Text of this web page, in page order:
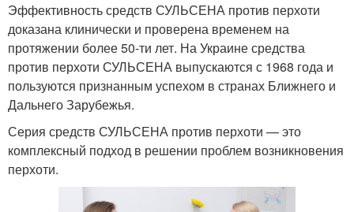
Эффективность средств СУЛЬСЕНА против перхоти
доказана клинически и проверена временем на
протяжении более 50-ти лет. На Украине средства
против перхоти СУЛЬСЕНА выпускаются с 1968 года и
пользуются признанным успехом в странах Ближнего и
Дальнего Зарубежья.
Серия средств СУЛЬСЕНА против перхоти — это
комплексный подход в решении проблем возникновения
перхоти.